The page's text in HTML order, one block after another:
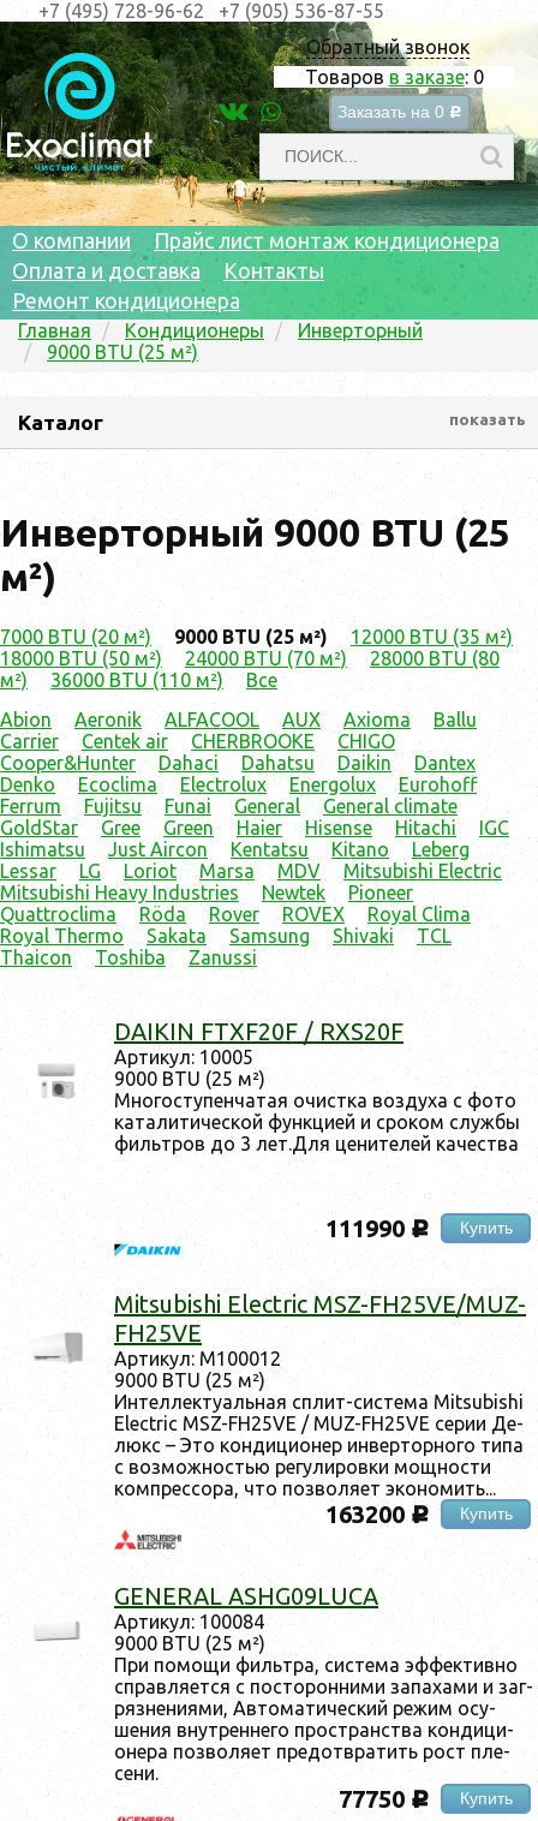
Обратный звонок
Товаров в заказе: 0
Заказать на 0 c
+7 (495) 728-96-62 +7 (905) 536-87-55
О компании
Прайс лист монтаж кондиционера
Оплата и доставка
Контакты
Ремонт кондиционера
Главная Кондиционеры
Инверторный
9000 BTU (25 м²)
Каталог показать
Инверторный 9000 BTU (25
м²)
7000 BTU (20 м²) 9000 BTU (25 м²)
12000 BTU (35 м²)
18000 BTU (50 м²)
24000 BTU (70 м²)
28000 BTU (80
м²)
36000 BTU (110 м²)
Все
Abion
Aeronik ALFACOOL AUX Axioma
Ballu
Carrier
Centek air CHERBROOKE
CHIGO
Cooper&Hunter
Dahaci Dahatsu Daikin
Dantex
Denko
Ecoclima Electrolux Energolux
Eurohoff
Ferrum
Fujitsu Funai General
General climate
GoldStar
Gree Green Haier Hisense Hitachi
IGC
Ishimatsu
Just Aircon Kentatsu Kitano
Leberg
Lessar
LG Loriot Marsa MDV
Mitsubishi Electric
Mitsubishi Heavy Industries
Newtek
Pioneer
Quattroclima
Röda Rover ROVEX
Royal Clima
Royal Thermo
Sakata Samsung Shivaki
TCL
Thaicon
Toshiba Zanussi
DAIKIN FTXF20F / RXS20F
Ар­ти­кул: 10005
9000 BTU (25 м²)
Мно­гос­ту­пен­ча­тая очис­тка воз­ду­ха с фо­то
ка­тали­тичес­кой фун­кци­ей и сро­ком служ­бы
филь­тров до 3 лет.Для це­ните­лей ка­чес­тва
111990 c Купить
Mitsubishi Electric MSZ-FH25VE/MUZ-
FH25VE
Ар­ти­кул: M100012
9000 BTU (25 м²)
Ин­теллек­ту­аль­ная сплит-сис­те­ма Mitsubishi
Electric MSZ-FH25VE / MUZ-FH25VE се­рии Де­
люкс – Это кон­ди­ци­онер ин­вертор­но­го ти­па
с воз­можностью ре­гули­ров­ки мощ­ности
ком­прес­со­ра, что поз­во­ля­ет эко­номить...
163200 c Купить
GENERAL ASHG09LUCA
Ар­ти­кул: 100084
9000 BTU (25 м²)
При по­мощи филь­тра, сис­те­ма эф­фектив­но
справ­ля­ет­ся с пос­то­рон­ни­ми за­паха­ми и заг­
рязне­ни­ями, Ав­то­мати­чес­кий ре­жим осу­
шения внут­ренне­го прос­транс­тва кон­ди­ци­
оне­ра поз­во­ля­ет пре­дот­вра­тить рост пле­
сени.
77750c Купить